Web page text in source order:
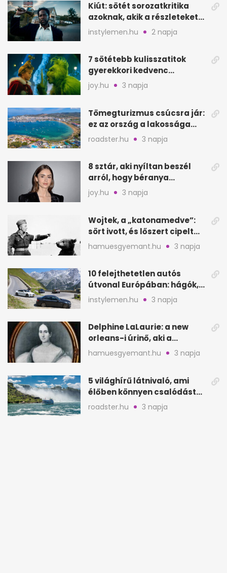
Kiút: sötét sorozatkritika
azoknak, akik a részleteket
keresik
instylemen.hu 2 napja
7 sötétebb kulisszatitok
gyerekkori kedvenc
filmjeinkről a Joy szerint
joy.hu 3 napja
Tömegturizmus csúcsra jár:
ez az ország a lakossága
kétszeresét fogadja
roadster.hu 3 napja
8 sztár, aki nyíltan beszél
arról, hogy béranya
segítette a családalapítást
joy.hu 3 napja
Wojtek, a „katonamedve”:
sört ivott, és lőszert cipelt
Monte Cassinónál
hamuesgyemant.hu 3 napja
10 felejthetetlen autós
útvonal Európában: hágók,
partok, fjordok
instylemen.hu 3 napja
Delphine LaLaurie: a new
orleans-i úrinő, aki a
padláson kínzott
hamuesgyemant.hu 3 napja
5 világhírű látnivaló, ami
élőben könnyen csalódást
okozhat
roadster.hu 3 napja